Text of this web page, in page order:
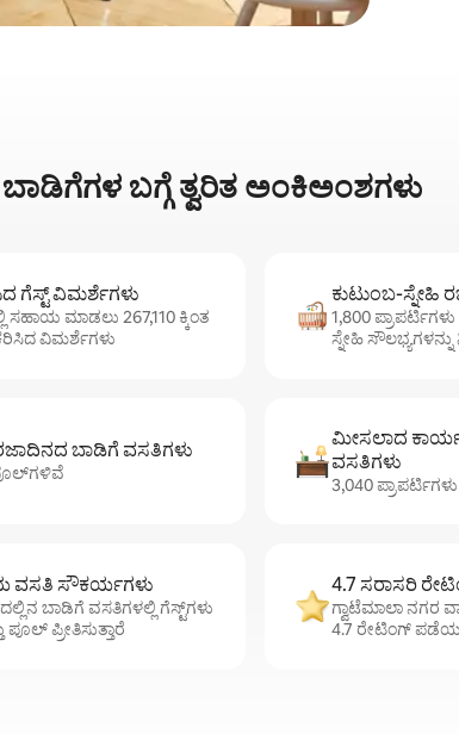
ಬಗ್ಗೆ ತ್ವರಿತ ಅಂಕಿಅಂಶಗಳು
ಗೆಸ್ಟ್ ವಿಮರ್ಶೆಗಳು
ಮಾಡಲು 267,110 ಕ್ಕಿಂತ
ವಿಮರ್ಶೆಗಳು
ಕುಟುಂಬ-ಸ್ನೇಹಿ
1,800
ಸ್ನೇಹಿ ಸೌಲಭ್ಯಗಳನ್ನು
ಬಾಡಿಗೆ ವಸತಿಗಳು
ಪೂಲ್‌‌‌‌‌‌‌‌‌ಗಳಿವೆ
ಮೀಸಲಾದ
ವಸತಿಗಳು
3,040
ವಸತಿ ಸೌಕರ್ಯಗಳು
ಬಾಡಿಗೆ ವಸತಿಗಳಲ್ಲಿ ಗೆಸ್ಟ್‌ಗಳು
ಪ್ರೀತಿಸುತ್ತಾರೆ
4.7 ಸರಾಸರಿ
ಗ್ವಾಟೆಮಾಲಾ ನಗರ
4.7 ರೇಟಿಂಗ್